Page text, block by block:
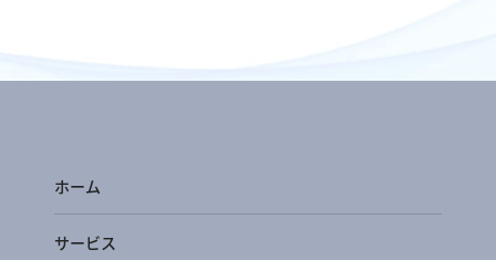
ホーム
サービス